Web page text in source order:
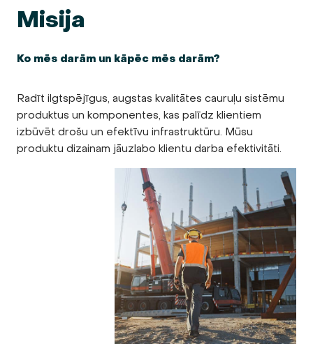
Misija
Ko mēs darām un kāpēc mēs darām?
Radīt ilgtspējīgus, augstas kvalitātes cauruļu sistēmu
produktus un komponentes, kas palīdz klientiem
izbūvēt drošu un efektīvu infrastruktūru. Mūsu
produktu dizainam jāuzlabo klientu darba efektivitāti.